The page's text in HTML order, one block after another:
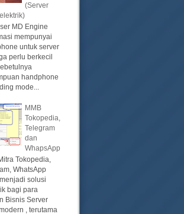
(Server
MD Engine
mempunyai
untuk server
perlu berkecil
handphone
mode...
MMB
Tokopedia,
Telegram
dan
WhapsApp
Tokopedia,
WhatsApp
solusi
bagi para
Bisnis Server
, terutama